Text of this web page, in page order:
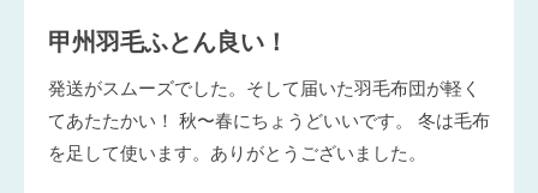
甲州羽毛ふとん良い！
発送がスムーズでした。そして届いた羽毛布団が軽く
てあたたかい！ 秋〜春にちょうどいいです。 冬は毛布
を足して使います。ありがとうございました。